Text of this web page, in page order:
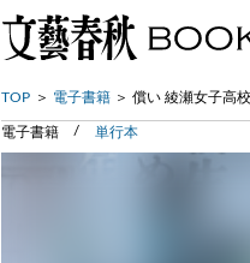
TOP 電子書籍 償い 綾瀬女子高
電子書籍 単行本